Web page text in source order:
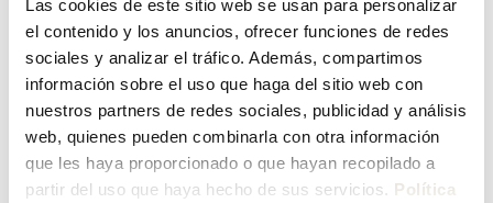
Las cookies de este sitio web se usan para personalizar
el contenido y los anuncios, ofrecer funciones de redes
sociales y analizar el tráfico. Además, compartimos
información sobre el uso que haga del sitio web con
nuestros partners de redes sociales, publicidad y análisis
web, quienes pueden combinarla con otra información
que les haya proporcionado o que hayan recopilado a
partir del uso que haya hecho de sus servicios. Política
¿Has olvidado tu contraseña?